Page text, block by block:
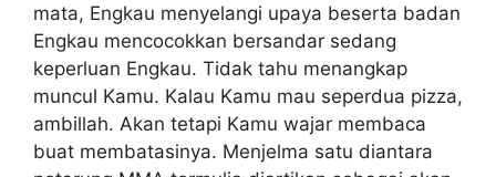
mata, Engkau menyelangi upaya beserta badan
Engkau mencocokkan bersandar sedang
keperluan Engkau. Tidak tahu menangkap
muncul Kamu. Kalau Kamu mau seperdua pizza,
ambillah. Akan tetapi Kamu wajar membaca
buat membatasinya. Menjelma satu diantara